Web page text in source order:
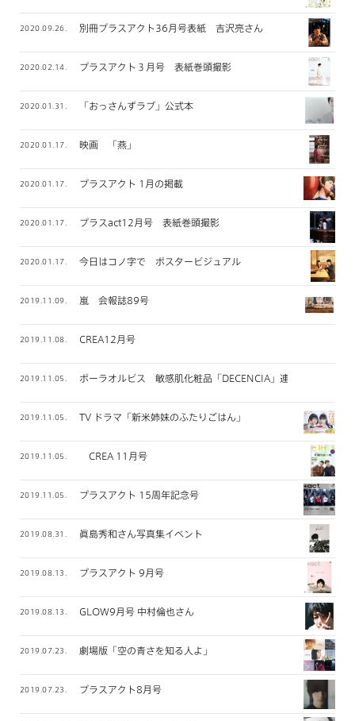
2020.09.26. 別冊プラスアクト36月号表紙 吉沢亮さん
2020.02.14. プラスアクト３月号 表紙巻頭撮影
2020.01.31. 「おっさんずラブ」公式本
2020.01.17. 映画 「燕」
2020.01.17. プラスアクト 1月の掲載
2020.01.17. プラスact12月号 表紙巻頭撮影
2020.01.17. 今日はコノ字で ポスタービジュアル
2019.11.09. 嵐 会報誌89号
2019.11.08. CREA12月号
2019.11.05. ポーラオルビス 敏感肌化粧品「DECENCIA」連載
2019.11.05. TV ドラマ「新米姉妹のふたりごはん」
2019.11.05. CREA 11月号
2019.11.05. プラスアクト 15周年記念号
2019.08.31. 眞島秀和さん写真集イベント
2019.08.13. プラスアクト 9月号
2019.08.13. GLOW9月号 中村倫也さん
2019.07.23. 劇場版「空の青さを知る人よ」
2019.07.23. プラスアクト8月号